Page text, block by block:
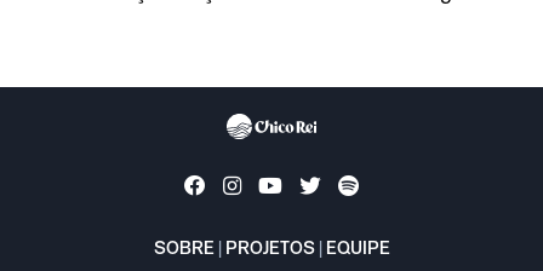
SOBRE PROJETOS EQUIPE